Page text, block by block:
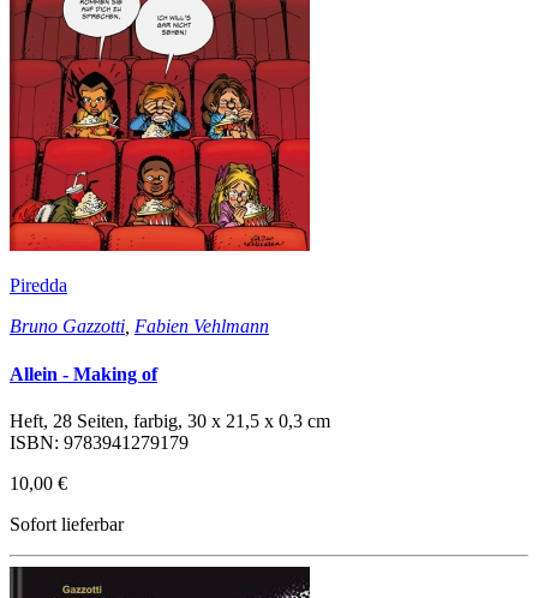
Piredda
Bruno Gazzotti, Fabien Vehlmann
Allein - Making of
Heft, 28 Seiten, farbig, 30 x 21,5 x 0,3 cm
ISBN: 9783941279179
10,00 €
Sofort lieferbar